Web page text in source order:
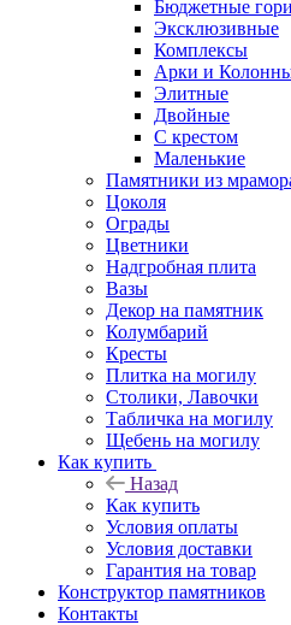
Бюджетные
Эксклюзивные
Комплексы
Арки и
Элитные
Двойные
С крестом
Маленькие
Памятники из
Цоколя
Ограды
Цветники
Надгробная плита
Вазы
Декор на памятник
Колумбарий
Кресты
Плитка на могилу
Столики, Лавочки
Табличка на могилу
Щебень на могилу
Как купить
Назад
Как купить
Условия оплаты
Условия доставки
Гарантия на товар
Конструктор памятников
Контакты